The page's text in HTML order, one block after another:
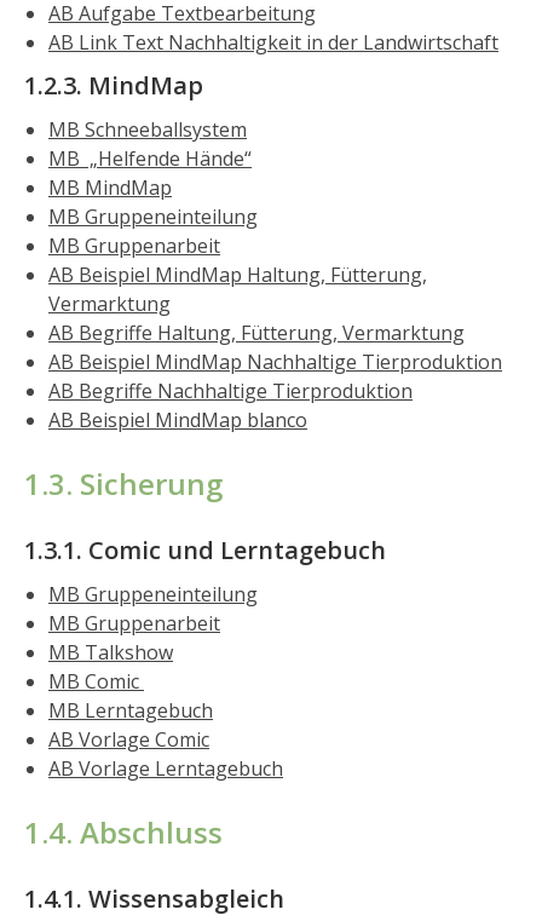
AB Aufgabe Textbearbeitung
AB Link Text Nachhaltigkeit in der Landwirtschaft
1.2.3. MindMap
MB Schneeballsystem
MB „Helfende Hände“
MB MindMap
MB Gruppeneinteilung
MB Gruppenarbeit
AB Beispiel MindMap Haltung, Fütterung,
Vermarktung
AB Begriffe Haltung, Fütterung, Vermarktung
AB Beispiel MindMap Nachhaltige Tierproduktion
AB Begriffe Nachhaltige Tierproduktion
AB Beispiel MindMap blanco
1.3. Sicherung
1.3.1. Comic und Lerntagebuch
MB Gruppeneinteilung
MB Gruppenarbeit
MB Talkshow
MB Comic
MB Lerntagebuch
AB Vorlage Comic
AB Vorlage Lerntagebuch
1.4. Abschluss
1.4.1. Wissensabgleich